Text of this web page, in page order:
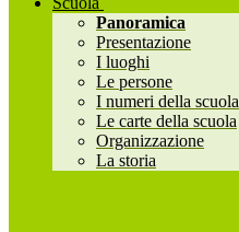
Panoramica
Presentazione
I luoghi
Le persone
I numeri della scuola
Le carte della scuola
Organizzazione
La storia